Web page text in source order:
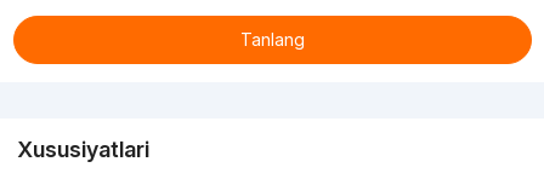
Tanlang
Xususiyatlari